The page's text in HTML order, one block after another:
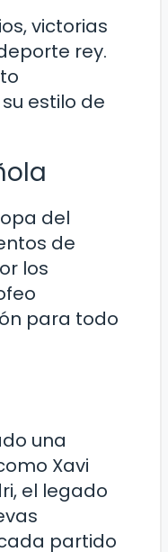
victorias
rey.
estilo de
del
de
los
para todo
una
Xavi
el legado
partido